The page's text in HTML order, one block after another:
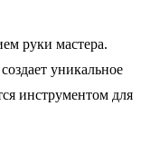
руки мастера.
уникальное
инструментом для